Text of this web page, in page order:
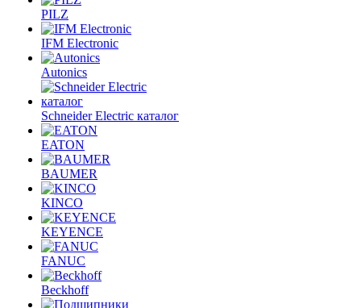
PILZ
IFM Electronic
Autonics
Schneider Electric каталог
EATON
BAUMER
KINCO
KEYENCE
FANUC
Beckhoff